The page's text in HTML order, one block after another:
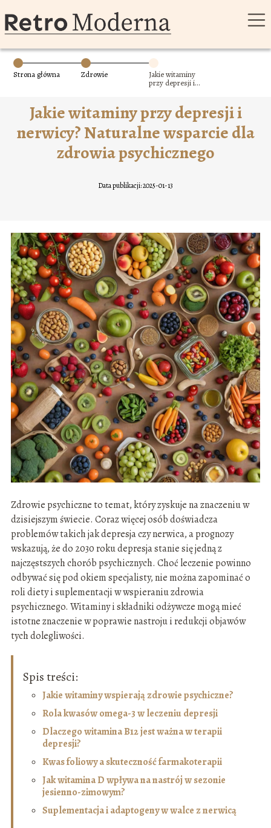
Strona główna Zdrowie
Jakie witaminy
przy depresji i
wsparcie dla
zdrowia
psychicznego
Jakie witaminy przy depresji i
nerwicy? Naturalne wsparcie dla
zdrowia psychicznego
Data publikacji: 2025-01-13
Zdrowie psychiczne to temat, który zyskuje na znaczeniu w
dzisiejszym świecie. Coraz więcej osób doświadcza
problemów takich jak depresja czy nerwica, a prognozy
wskazują, że do 2030 roku depresja stanie się jedną z
najczęstszych chorób psychicznych. Choć leczenie powinno
odbywać się pod okiem specjalisty, nie można zapominać o
roli diety i suplementacji w wspieraniu zdrowia
psychicznego. Witaminy i składniki odżywcze mogą mieć
istotne znaczenie w poprawie nastroju i redukcji objawów
tych dolegliwości.
Spis treści:
Jakie witaminy wspierają zdrowie psychiczne?
Rola kwasów omega-3 w leczeniu depresji
Dlaczego witamina B12 jest ważna w terapii
depresji?
Kwas foliowy a skuteczność farmakoterapii
Jak witamina D wpływa na nastrój w sezonie
jesienno-zimowym?
Suplementacja i adaptogeny w walce z nerwicą